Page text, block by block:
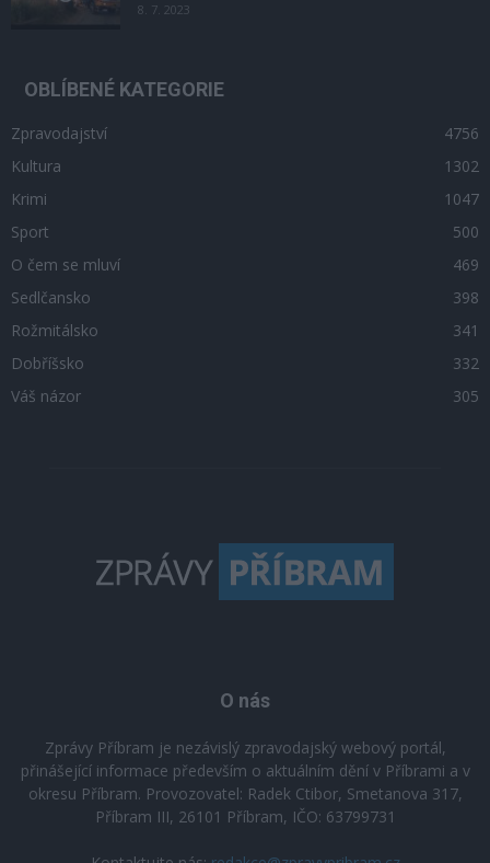
8. 7. 2023
OBLÍBENÉ KATEGORIE
Zpravodajství
4756
Kultura
1302
Krimi
1047
Sport
500
O čem se mluví
469
Sedlčansko
398
Rožmitálsko
341
Dobříšsko
332
Váš názor
305
O nás
Zprávy Příbram je nezávislý zpravodajský webový portál,
přinášející informace především o aktuálním dění v Příbrami a v
okresu Příbram. Provozovatel: Radek Ctibor, Smetanova 317,
Příbram III, 26101 Příbram, IČO: 63799731